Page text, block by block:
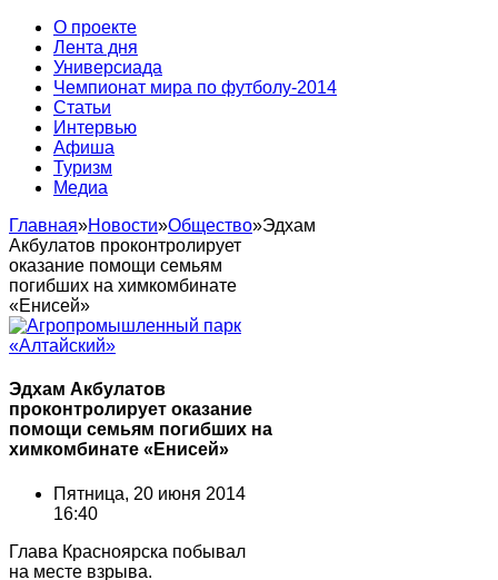
О проекте
Лента дня
Универсиада
Чемпионат мира по футболу-2014
Статьи
Интервью
Афиша
Туризм
Медиа
Главная»Новости»Общество»Эдхам
Акбулатов проконтролирует
оказание помощи семьям
погибших на химкомбинате
«Енисей»
Эдхам Акбулатов
проконтролирует оказание
помощи семьям погибших на
химкомбинате «Енисей»
Пятница, 20 июня 2014
16:40
Глава Красноярска побывал
на месте взрыва.